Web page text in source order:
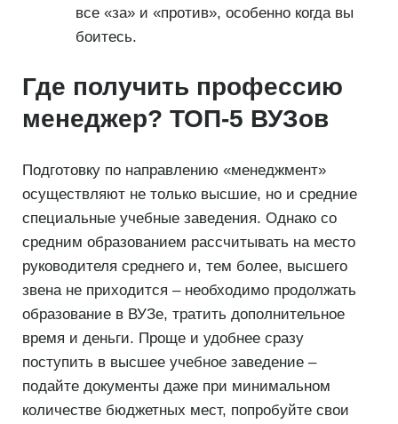
все «за» и «против», особенно когда вы
боитесь.
Где получить профессию
менеджер? ТОП-5 ВУЗов
Подготовку по направлению «менеджмент»
осуществляют не только высшие, но и средние
специальные учебные заведения. Однако со
средним образованием рассчитывать на место
руководителя среднего и, тем более, высшего
звена не приходится – необходимо продолжать
образование в ВУЗе, тратить дополнительное
время и деньги. Проще и удобнее сразу
поступить в высшее учебное заведение –
подайте документы даже при минимальном
количестве бюджетных мест, попробуйте свои